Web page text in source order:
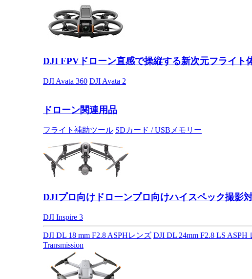
DJI FPVドローン直感で操縦する新次元フライト
DJI Avata 360 DJI Avata 2
ドローン関連用品
フライト補助ツール SDカード / USBメモリー
DJIプロ向けドローンプロ向けハイスペック撮影
DJI Inspire 3
DJI DL 18 mm F2.8 ASPHレンズ DJI DL 24mm F2.8 LS ASPH
Transmission